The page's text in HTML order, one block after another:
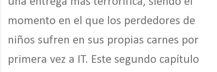
momento en el que los perdedores de
niños sufren en sus propias carnes por
primera vez a IT. Este segundo capítulo